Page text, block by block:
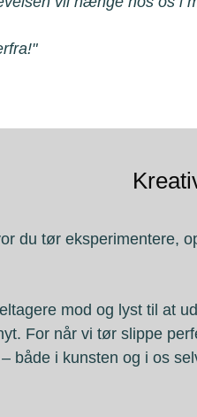
du tør eksperimentere,
mod og lyst til at
For når vi tør slippe
både i kunsten og i os